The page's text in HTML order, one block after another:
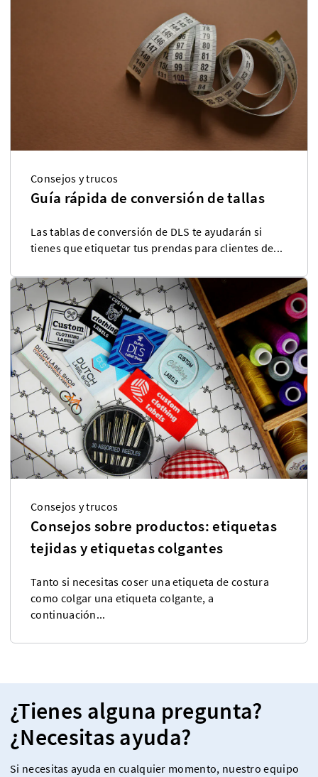
Consejos y trucos
Guía rápida de conversión de tallas
Las tablas de conversión de DLS te ayudarán si
tienes que etiquetar tus prendas para clientes de...
Consejos y trucos
Consejos sobre productos: etiquetas
tejidas y etiquetas colgantes
Tanto si necesitas coser una etiqueta de costura
como colgar una etiqueta colgante, a
continuación...
¿Tienes alguna pregunta?
¿Necesitas ayuda?
Si necesitas ayuda en cualquier momento, nuestro equipo